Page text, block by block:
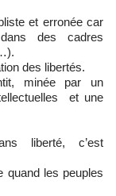
et erronée car
des cadres
des libertés.
minée par un
et une
liberté, c’est
quand les peuples